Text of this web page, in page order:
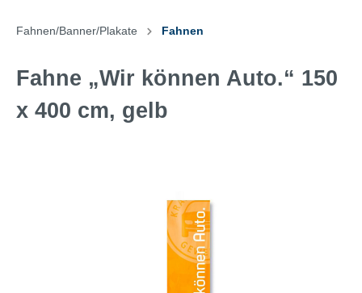
Fahnen/Banner/Plakate Fahnen
Fahne „Wir können Auto.“ 150
x 400 cm, gelb